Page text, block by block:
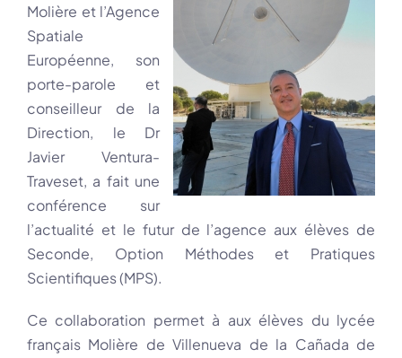
Molière et l’Agence
Spatiale
Européenne, son
porte-parole et
conseilleur de la
Direction, le Dr
Javier Ventura-
Traveset, a fait une
conférence sur
l’actualité et le futur de l’agence aux élèves de
Seconde, Option Méthodes et Pratiques
Scientifiques (MPS).
Ce collaboration permet à aux élèves du lycée
français Molière de Villenueva de la Cañada de